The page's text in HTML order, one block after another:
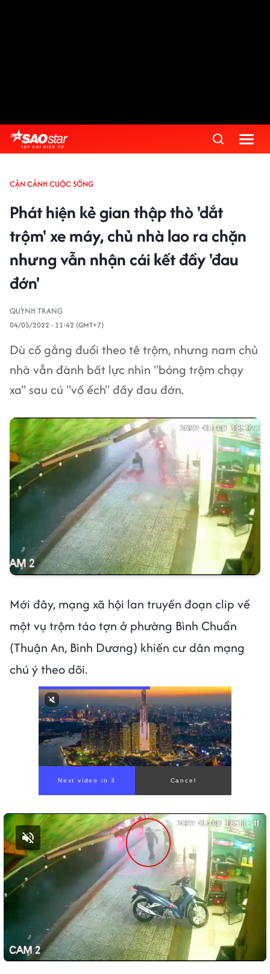
CẬN CẢNH CUỘC SỐNG
Phát hiện kẻ gian thập thò 'dắt
trộm' xe máy, chủ nhà lao ra chặn
nhưng vẫn nhận cái kết đầy 'đau
đớn'
QUỲNH TRANG
04/05/2022 - 11:42 (GMT+7)
Dù cố gắng đuổi theo tê trộm, nhưng nam chủ
nhà vẫn đành bất lực nhìn "bóng trộm chạy
xa" sau cú "vồ ếch" đầy đau đớn.
Mới đây, mạng xã hội lan truyền đoạn clip về
một vụ trộm táo tợn ở phường Bình Chuẩn
(Thuận An, Bình Dương) khiến cư dân mạng
chú ý theo dõi.
Bật tiếng